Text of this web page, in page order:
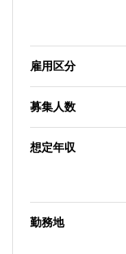
雇用区分
募集人数
想定年収
勤務地